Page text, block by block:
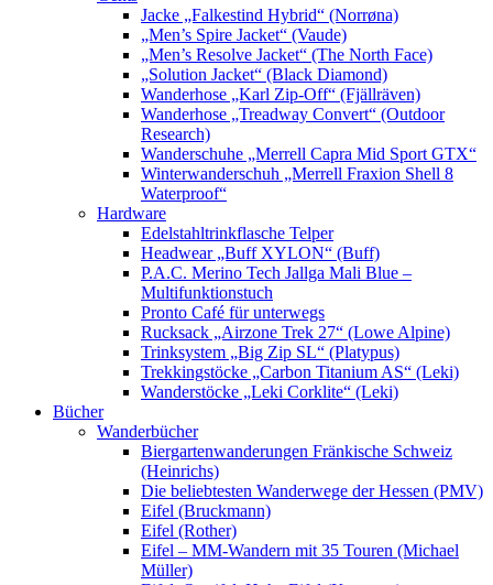
Jacke „Falkestind Hybrid“ (Norrøna)
„Men’s Spire Jacket“ (Vaude)
„Men’s Resolve Jacket“ (The North Face)
„Solution Jacket“ (Black Diamond)
Wanderhose „Karl Zip-Off“ (Fjällräven)
Wanderhose „Treadway Convert“ (Outdoor
Research)
Wanderschuhe „Merrell Capra Mid Sport GTX“
Winterwanderschuh „Merrell Fraxion Shell 8
Waterproof“
Hardware
Edelstahltrinkflasche Telper
Headwear „Buff XYLON“ (Buff)
P.A.C. Merino Tech Jallga Mali Blue –
Multifunktionstuch
Pronto Café für unterwegs
Rucksack „Airzone Trek 27“ (Lowe Alpine)
Trinksystem „Big Zip SL“ (Platypus)
Trekkingstöcke „Carbon Titanium AS“ (Leki)
Wanderstöcke „Leki Corklite“ (Leki)
Bücher
Wanderbücher
Biergartenwanderungen Fränkische Schweiz
(Heinrichs)
Die beliebtesten Wanderwege der Hessen (PMV)
Eifel (Bruckmann)
Eifel (Rother)
Eifel – MM-Wandern mit 35 Touren (Michael
Müller)